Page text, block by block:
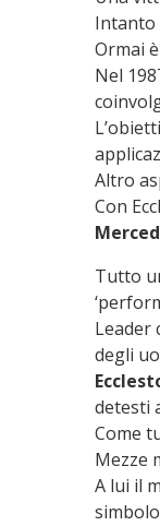
Intanto
Ormai
Nel
Altro
Con
Tutto
Leader
degli
detesti
Come
Mezze
A lui il